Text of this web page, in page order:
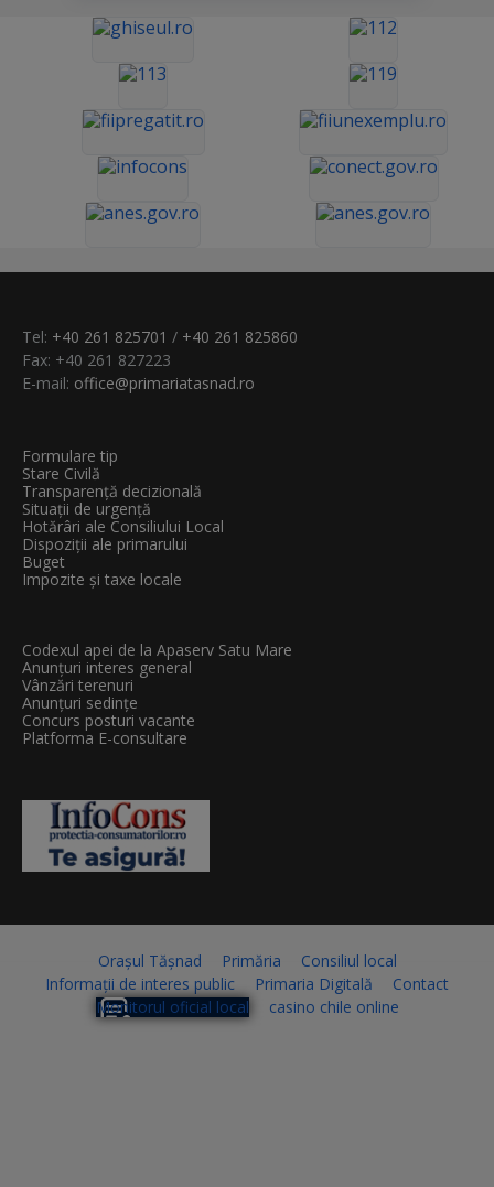
Tel: +40 261 825701 / +40 261 825860
Fax: +40 261 827223
E-mail: office@primariatasnad.ro
Formulare tip
Stare Civilă
Transparenţă decizională
Situații de urgență
Hotărâri ale Consiliului Local
Dispoziții ale primarului
Buget
Impozite și taxe locale
Codexul apei de la Apaserv Satu Mare
Anunțuri interes general
Vânzări terenuri
Anunțuri sedințe
Concurs posturi vacante
Platforma E-consultare
Orașul Tășnad Primăria
Consiliul local
Informații de interes public
Primaria Digitală
Contact
Monitorul oficial local
casino chile online